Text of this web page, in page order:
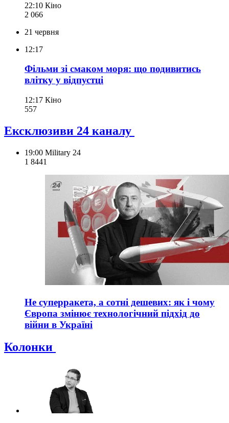
22:10 Кіно
2 066
21 червня
12:17
Фільми зі смаком моря: що подивитись
влітку у відпустці
12:17 Кіно
557
Ексклюзиви 24 каналу
19:00 Military 24
1 8441
Не суперракета, а сотні дешевих: як і чому
Європа змінює технологічний підхід до
війни в Україні
Колонки